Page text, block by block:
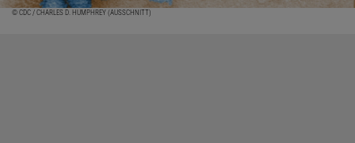
© CDC / CHARLES D. HUMPHREY (AUSSCHNITT)